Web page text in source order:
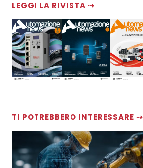
LEGGI LA RIVISTA ⇢
TI POTREBBERO INTERESSARE ⇢